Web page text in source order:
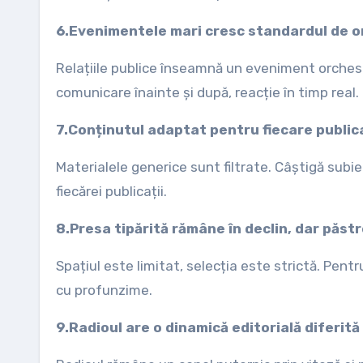
6.Evenimentele mari cresc standardul de
Relațiile publice înseamnă un eveniment
comunicare înainte și după, reacție în timp real.
7.Conținutul adaptat pentru fiecare
Materialele generice sunt filtrate. Câștigă
fiecărei publicații.
8.Presa tipărită rămâne în declin, dar
Spațiul este limitat, selecția este strictă.
cu profunzime.
9.Radioul are o dinamică editorială